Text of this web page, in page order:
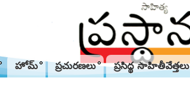
హోమ్ ప్రచురణలు ప్రసిద్థ సాహితీవేత్తలు